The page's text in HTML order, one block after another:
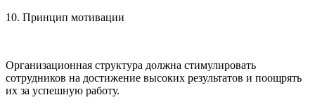
10. Принцип мотивации
Организационная структура должна стимулировать
сотрудников на достижение высоких результатов и поощрять
их за успешную работу.